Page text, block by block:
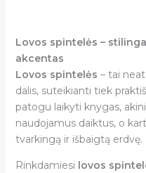
Lovos spintelės –
akcentas
Lovos spintelės – tai
dalis, suteikianti tiek
patogu laikyti knygas,
naudojamus daiktus, o
tvarkingą ir išbaigtą erdvę.
Rinkdamiesi lovos